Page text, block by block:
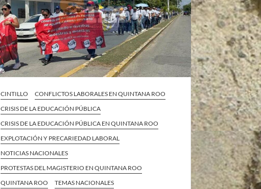
CINTILLO
CONFLICTOS LABORALES EN QUINTANA ROO
CRISIS DE LA EDUCACIÓN PÚBLICA
CRISIS DE LA EDUCACIÓN PÚBLICA EN QUINTANA ROO
EXPLOTACIÓN Y PRECARIEDAD LABORAL
NOTICIAS NACIONALES
PROTESTAS DEL MAGISTERIO EN QUINTANA ROO
QUINTANA ROO
TEMAS NACIONALES